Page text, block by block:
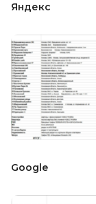
Яндекс
Google